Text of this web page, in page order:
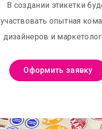
В создании этикетки
участвовать опытная
дизайнеров и
Оформить заявку